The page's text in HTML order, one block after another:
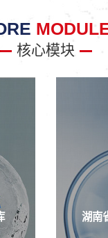
核心模块
湖南